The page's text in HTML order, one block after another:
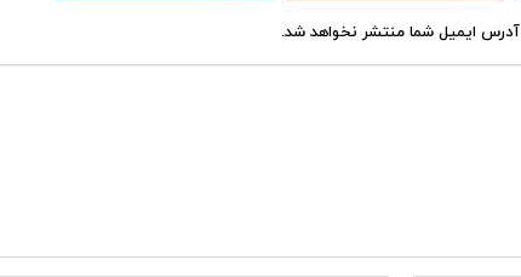
آدرس ایمیل شما منتشر نخواهد شد.